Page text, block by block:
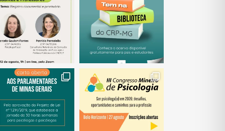
(abre em nova janela) (abre em nova janela)